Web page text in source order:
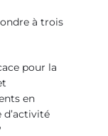
à trois
pour la
en